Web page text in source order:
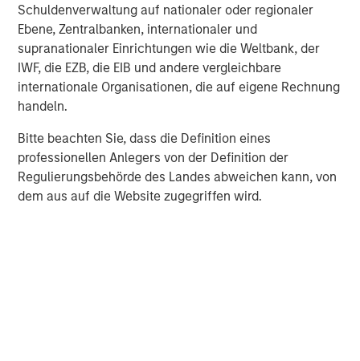
Schuldenverwaltung auf nationaler oder regionaler
Ebene, Zentralbanken, internationaler und
supranationaler Einrichtungen wie die Weltbank, der
IWF, die EZB, die EIB und andere vergleichbare
internationale Organisationen, die auf eigene Rechnung
handeln.
Bitte beachten Sie, dass die Definition eines
professionellen Anlegers von der Definition der
Regulierungsbehörde des Landes abweichen kann, von
dem aus auf die Website zugegriffen wird.
MSIM Spokesperson
David N. Miller
Managing Director